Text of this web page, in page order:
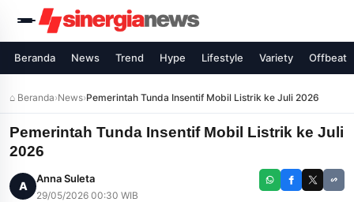
Beranda News Trend Hype Lifestyle Variety Offbeat
⌂ Beranda›News›Pemerintah Tunda Insentif Mobil Listrik ke Juli 2026
Pemerintah Tunda Insentif Mobil Listrik ke Juli
2026
A
Anna Suleta
29/05/2026 00:30 WIB